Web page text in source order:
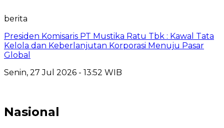
berita
Presiden Komisaris PT Mustika Ratu Tbk : Kawal Tata
Kelola dan Keberlanjutan Korporasi Menuju Pasar
Global
Senin, 27 Jul 2026 - 13:52 WIB
Nasional